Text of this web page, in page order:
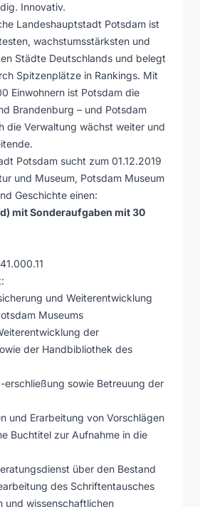
Innovativ.
Landeshauptstadt Potsdam ist
wachstumsstärksten und
Städte Deutschlands und belegt
Spitzenplätze in Rankings. Mit
Einwohnern ist Potsdam die
Brandenburg – und Potsdam
die Verwaltung wächst weiter und
Potsdam sucht zum 01.12.2019
und Museum, Potsdam Museum
Geschichte einen:
mit Sonderaufgaben mit 30
und Weiterentwicklung
Museums
der
der Handbibliothek des
erschließung sowie Betreuung der
und Erarbeitung von Vorschlägen
Buchtitel zur Aufnahme in die
über den Bestand
des Schriftentausches
und wissenschaftlichen